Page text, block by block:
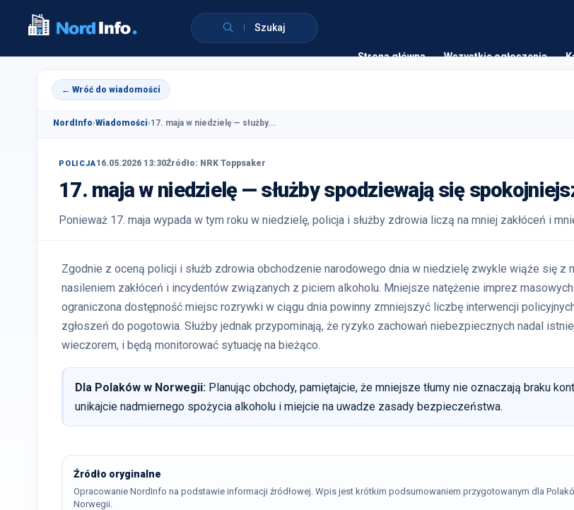
Szukaj
Strona główna Wszystkie ogłoszenia
← Wróć do wiadomości
NordInfo›Wiadomości›17. maja w niedzielę — służby...
POLICJA16.05.2026 13:30Źródło: NRK Toppsaker
17. maja w niedzielę — służby spodziewają się
Ponieważ 17. maja wypada w tym roku w niedzielę, policja i służby zdrowia liczą na mniej zakłóceń i
Zgodnie z oceną policji i służb zdrowia obchodzenie narodowego dnia w niedzielę zwykle wiąże się z
nasileniem zakłóceń i incydentów związanych z piciem alkoholu. Mniejsze natężenie imprez
ograniczona dostępność miejsc rozrywki w ciągu dnia powinny zmniejszyć liczbę interwencji
zgłoszeń do pogotowia. Służby jednak przypominają, że ryzyko zachowań niebezpiecznych nadal
wieczorem, i będą monitorować sytuację na bieżąco.
Dla Polaków w Norwegii: Planując obchody, pamiętajcie, że mniejsze tłumy nie oznaczają braku
unikajcie nadmiernego spożycia alkoholu i miejcie na uwadze zasady bezpieczeństwa.
Źródło oryginalne
Opracowanie NordInfo na podstawie informacji źródłowej. Wpis jest krótkim podsumowaniem przygotowanym dla
Norwegii.